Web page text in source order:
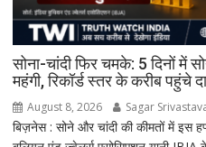
सोना-चांदी फिर चमके: 5 दिनों में
महंगी, रिकॉर्ड स्तर के करीब पहुंचे
August 8, 2026 Sagar
बिज़नेस : सोने और चांदी की कीमतों में इस